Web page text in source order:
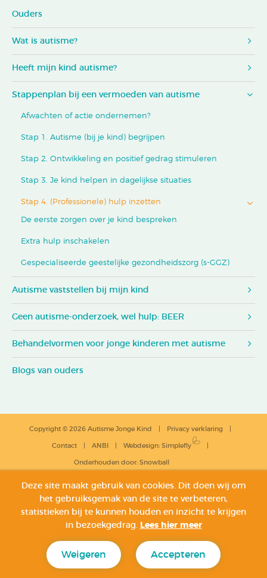
Ouders
Wat is autisme?
Heeft mijn kind autisme?
Stappenplan bij een vermoeden van autisme
Afwachten of actie ondernemen?
Stap 1. Autisme (bij je kind) begrijpen
Stap 2. Ontwikkeling en positief gedrag stimuleren
Stap 3. Je kind helpen in dagelijkse situaties
Stap 4. (Professionele) hulp inzetten
De eerste zorgen over je kind bespreken
Extra hulp inschakelen
Gespecialiseerde geestelijke gezondheidszorg (s-GGZ)
Autisme vaststellen bij mijn kind
Geen autisme-onderzoek, wel hulp: BEER
Behandelvormen voor jonge kinderen met autisme
Blogs van ouders
Copyright © 2026 Autisme Jonge Kind Privacy verklaring
Contact ANBI Webdesign: Simplefly
Onderhouden door: Snowball
Deze site maakt gebruik van cookies. Dit doen wij om
het gebruiksgemak van de site te verbeteren,
statistieken bij te kunnen houden en inzicht te krijgen
in bezoekgedrag. Lees hier meer
Weigeren Accepteren